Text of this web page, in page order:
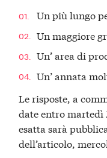
Un più lungo
Un maggiore
Un’ area di
Un’ annata
Le risposte, a
date entro martedì
esatta sarà
dell’articolo,